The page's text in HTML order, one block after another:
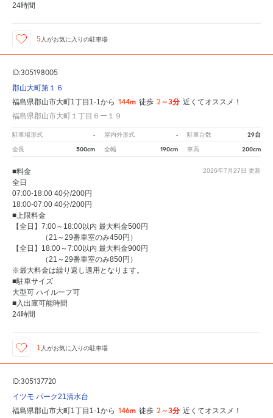
24時間
5 人がお気に入りの駐車場
ID:305198005
郡山大町第１６
福島県郡山市大町1丁目1-1から 144m 徒歩 2～3分 近くてオススメ！
福島県郡山市大町１丁目６ー１９
駐車場形式 - 屋内外形式 - 駐車台数 29台
全長 500cm 全幅 190cm 車高 200cm
2026年7月27日 更新
■料金
全日
07:00-18:00 40分/200円
18:00-07:00 40分/200円
■上限料金
【全日】7:00～18:00以内 最大料金500円
（21～29番車室のみ450円）
【全日】18:00～7:00以内 最大料金900円
（21～29番車室のみ850円）
※最大料金は繰り返し適用となります。
■駐車サイズ
大型可 ハイルーフ可
■入出庫可能時間
24時間
1 人がお気に入りの駐車場
ID:305137720
イツモ パーク21清水台
福島県郡山市大町1丁目1-1から 146m 徒歩 2～3分 近くてオススメ！